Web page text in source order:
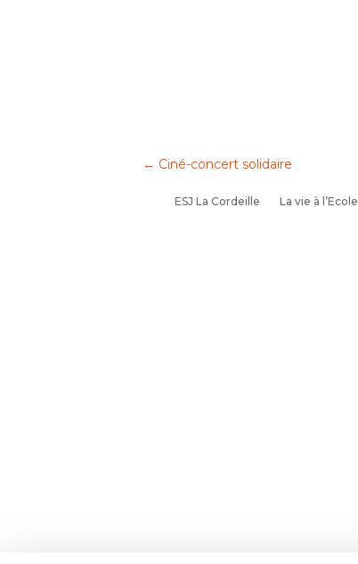
← Ciné-concert solidaire
ESJ La Cordeille La vie à l’Ecole